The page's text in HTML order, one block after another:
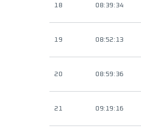
18 08:39:34
19 08:52:13
20 08:59:36
21 09:19:16